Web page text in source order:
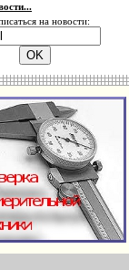
на новости: